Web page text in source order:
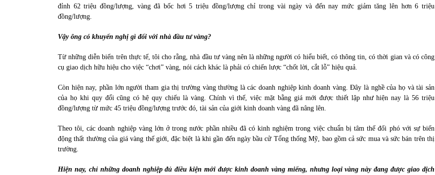
đỉnh 62 triệu đồng/lượng, vàng đã bốc hơi 5 triệu đồng/lượng chỉ trong vài ngày và đến nay mức giảm tăng lên hơn 6 triệu
đồng/lượng.
Vậy ông có khuyến nghị gì đối với nhà đầu tư vàng?
Từ những diễn biến trên thực tế, tôi cho rằng, nhà đầu tư vàng nên là những người có hiểu biết, có thông tin, có thời gian và có công
cụ giao dịch hữu hiệu cho việc “chơi” vàng, nói cách khác là phải có chiến lược “chốt lời, cắt lỗ” hiệu quả.
Còn hiện nay, phần lớn người tham gia thị trường vàng thường là các doanh nghiệp kinh doanh vàng. Đây là nghề của họ và tài sản
của họ khi quy đổi cũng có hệ quy chiếu là vàng. Chính vì thế, việc mặt bằng giá mới được thiết lập như hiện nay là 56 triệu
đồng/lượng từ mức 45 triệu đồng/lượng trước đó, tài sản của giới kinh doanh vàng đã nâng lên.
Theo tôi, các doanh nghiệp vàng lớn ở trong nước phần nhiều đã có kinh nghiệm trong việc chuẩn bị tâm thế đối phó với sự biến
động thất thường của giá vàng thế giới, đặc biệt là khi gần đến ngày bầu cử Tổng thống Mỹ, bao gồm cả sức mua và sức bán trên thị
trường.
Hiện nay, chỉ những doanh nghiệp đủ điều kiện mới được kinh doanh vàng miếng, nhưng loại vàng này đang được giao dịch